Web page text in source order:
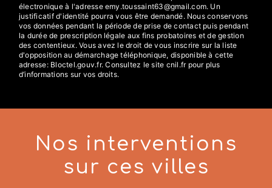
électronique à l'adresse emy.toussaint63@gmail.com. Un
justificatif d'identité pourra vous être demandé. Nous conservons
vos données pendant la période de prise de contact puis pendant
la durée de prescription légale aux fins probatoires et de gestion
des contentieux. Vous avez le droit de vous inscrire sur la liste
d'opposition au démarchage téléphonique, disponible à cette
adresse: Bloctel.gouv.fr. Consultez le site cnil.fr pour plus
d’informations sur vos droits.
Nos interventions
sur ces villes